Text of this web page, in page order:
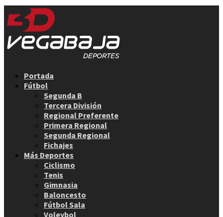
Portada
Fútbol
Segunda B
Tercera División
Regional Preferente
Primera Regional
Segunda Regional
Fichajes
Más Deportes
Ciclismo
Tenis
Gimnasia
Baloncesto
Fútbol Sala
Voleybol